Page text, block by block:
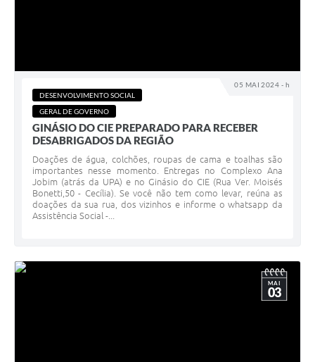
05 MAI 2024 - h
DESENVOLVIMENTO SOCIAL
GERAL DE GOVERNO
GINÁSIO DO CIE PREPARADO PARA RECEBER
DESABRIGADOS DA REGIÃO
Doações de água, colchões, roupas de cama e toalhas são
importantes nesse momento. Entregas no Complexo Ana
Jobim (atrás da UPA) e no Ginásio do CIE (Rua Ver. Moisés
Bonetti,50 - Cecília). Se você não tem como levar, reúna as
doações da sua rua, dos vizinhos e informe o whatsapp da
Assistência Social -...
MAI
03